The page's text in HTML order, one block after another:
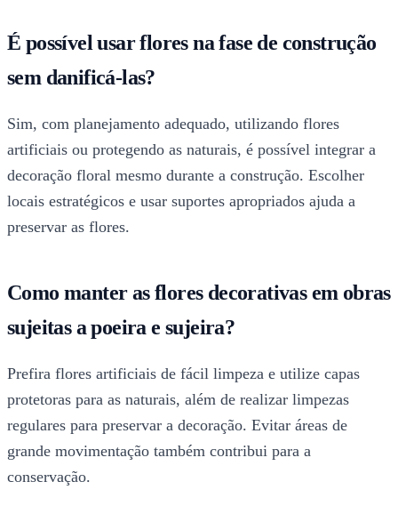
É possível usar flores na fase de construção
sem danificá-las?
Sim, com planejamento adequado, utilizando flores
artificiais ou protegendo as naturais, é possível integrar a
decoração floral mesmo durante a construção. Escolher
locais estratégicos e usar suportes apropriados ajuda a
preservar as flores.
Como manter as flores decorativas em obras
sujeitas a poeira e sujeira?
Prefira flores artificiais de fácil limpeza e utilize capas
protetoras para as naturais, além de realizar limpezas
regulares para preservar a decoração. Evitar áreas de
grande movimentação também contribui para a
conservação.